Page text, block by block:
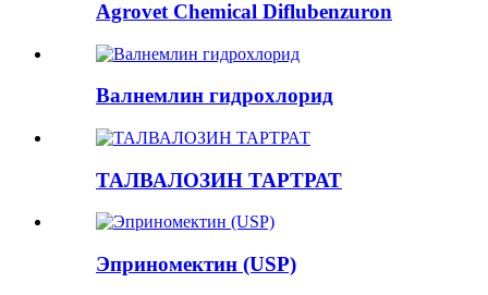
Agrovet Chemical Diflubenzuron
Валнемлин гидрохлорид
ТАЛВАЛОЗИН ТАРТРАТ
Эприномектин (USP)